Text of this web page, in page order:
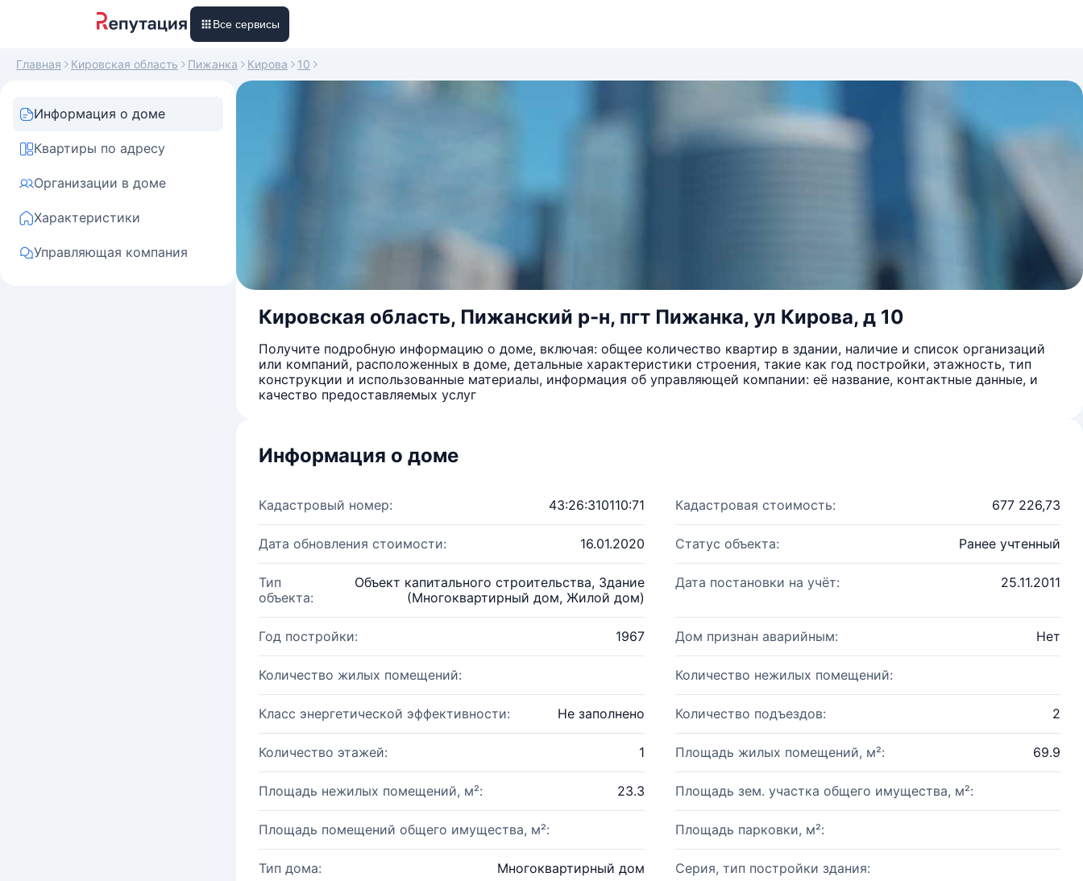
Все сервисы
Главная Кировская область Пижанка Кирова 10
Информация о доме
Квартиры по адресу
Организации в доме
Характеристики
Управляющая компания
Кировская область, Пижанский р-н, пгт Пижанка, ул Кирова, д 10
Получите подробную информацию о доме, включая: общее количество квартир в здании, наличие и список организаций
или компаний, расположенных в доме, детальные характеристики строения, такие как год постройки, этажность, тип
конструкции и использованные материалы, информация об управляющей компании: её название, контактные данные, и
качество предоставляемых услуг
Информация о доме
Кадастровый номер: 43:26:310110:71 Кадастровая стоимость: 677 226,73
Дата обновления стоимости: 16.01.2020 Статус объекта: Ранее учтенный
Тип
объекта:
Объект капитального строительства, Здание
(Многоквартирный дом, Жилой дом)
Дата постановки на учёт: 25.11.2011
Год постройки: 1967 Дом признан аварийным: Нет
Количество жилых помещений: Количество нежилых помещений:
Класс энергетической эффективности: Не заполнено Количество подъездов: 2
Количество этажей: 1 Площадь жилых помещений, м²: 69.9
Площадь нежилых помещений, м²: 23.3 Площадь зем. участка общего имущества, м²:
Площадь помещений общего имущества, м²: Площадь парковки, м²:
Тип дома: Многоквартирный дом Серия, тип постройки здания: